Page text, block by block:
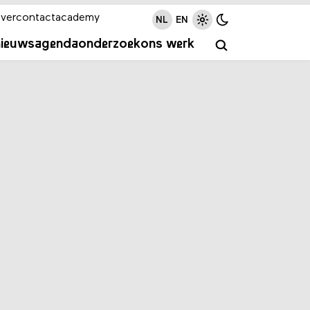
agendaonderzoekons werk
contactacademy NL EN